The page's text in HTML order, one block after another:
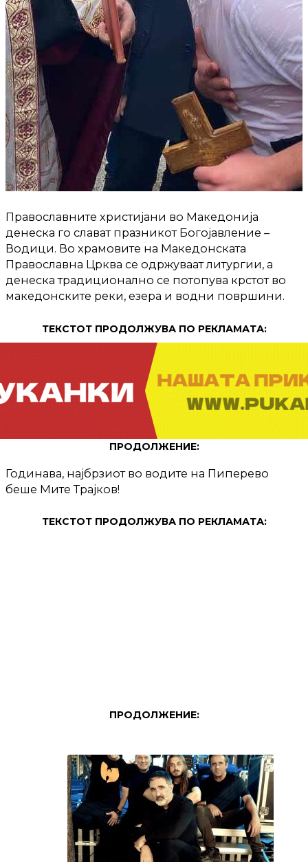
Православните христијани во Македонија
денеска го слават празникот Богојавление –
Водици. Во храмовите на Македонската
Православна Црква се одржуваат литургии, а
денеска традиционално се потопува крстот во
македонските реки, езера и водни површини.
ТЕКСТОТ ПРОДОЛЖУВА ПО РЕКЛАМАТА:
ПРОДОЛЖЕНИЕ:
Годинава, најбрзиот во водите на Пиперево
беше Мите Трајков!
ТЕКСТОТ ПРОДОЛЖУВА ПО РЕКЛАМАТА:
ПРОДОЛЖЕНИЕ: